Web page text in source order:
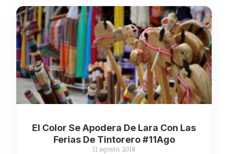
El Color Se Apodera De Lara Con Las
Ferias De Tintorero #11Ago
11 agosto, 2018